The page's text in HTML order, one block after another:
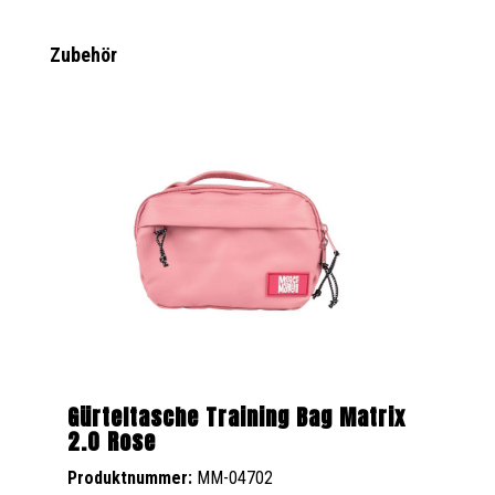
Produktgalerie überspringen
Zubehör
Gürteltasche Training Bag Matrix
2.0 Rose
Produktnummer: MM-04702